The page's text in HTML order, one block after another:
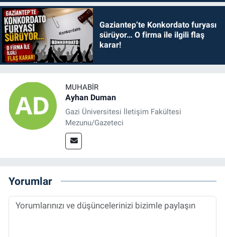
Gaziantep’te Konkordato furyası
sürüyor… O firma ile ilgili flaş
karar!
MUHABIR
Ayhan Duman
Gazi Üniversitesi İletişim Fakültesi
Mezunu/Gazeteci
Yorumlar